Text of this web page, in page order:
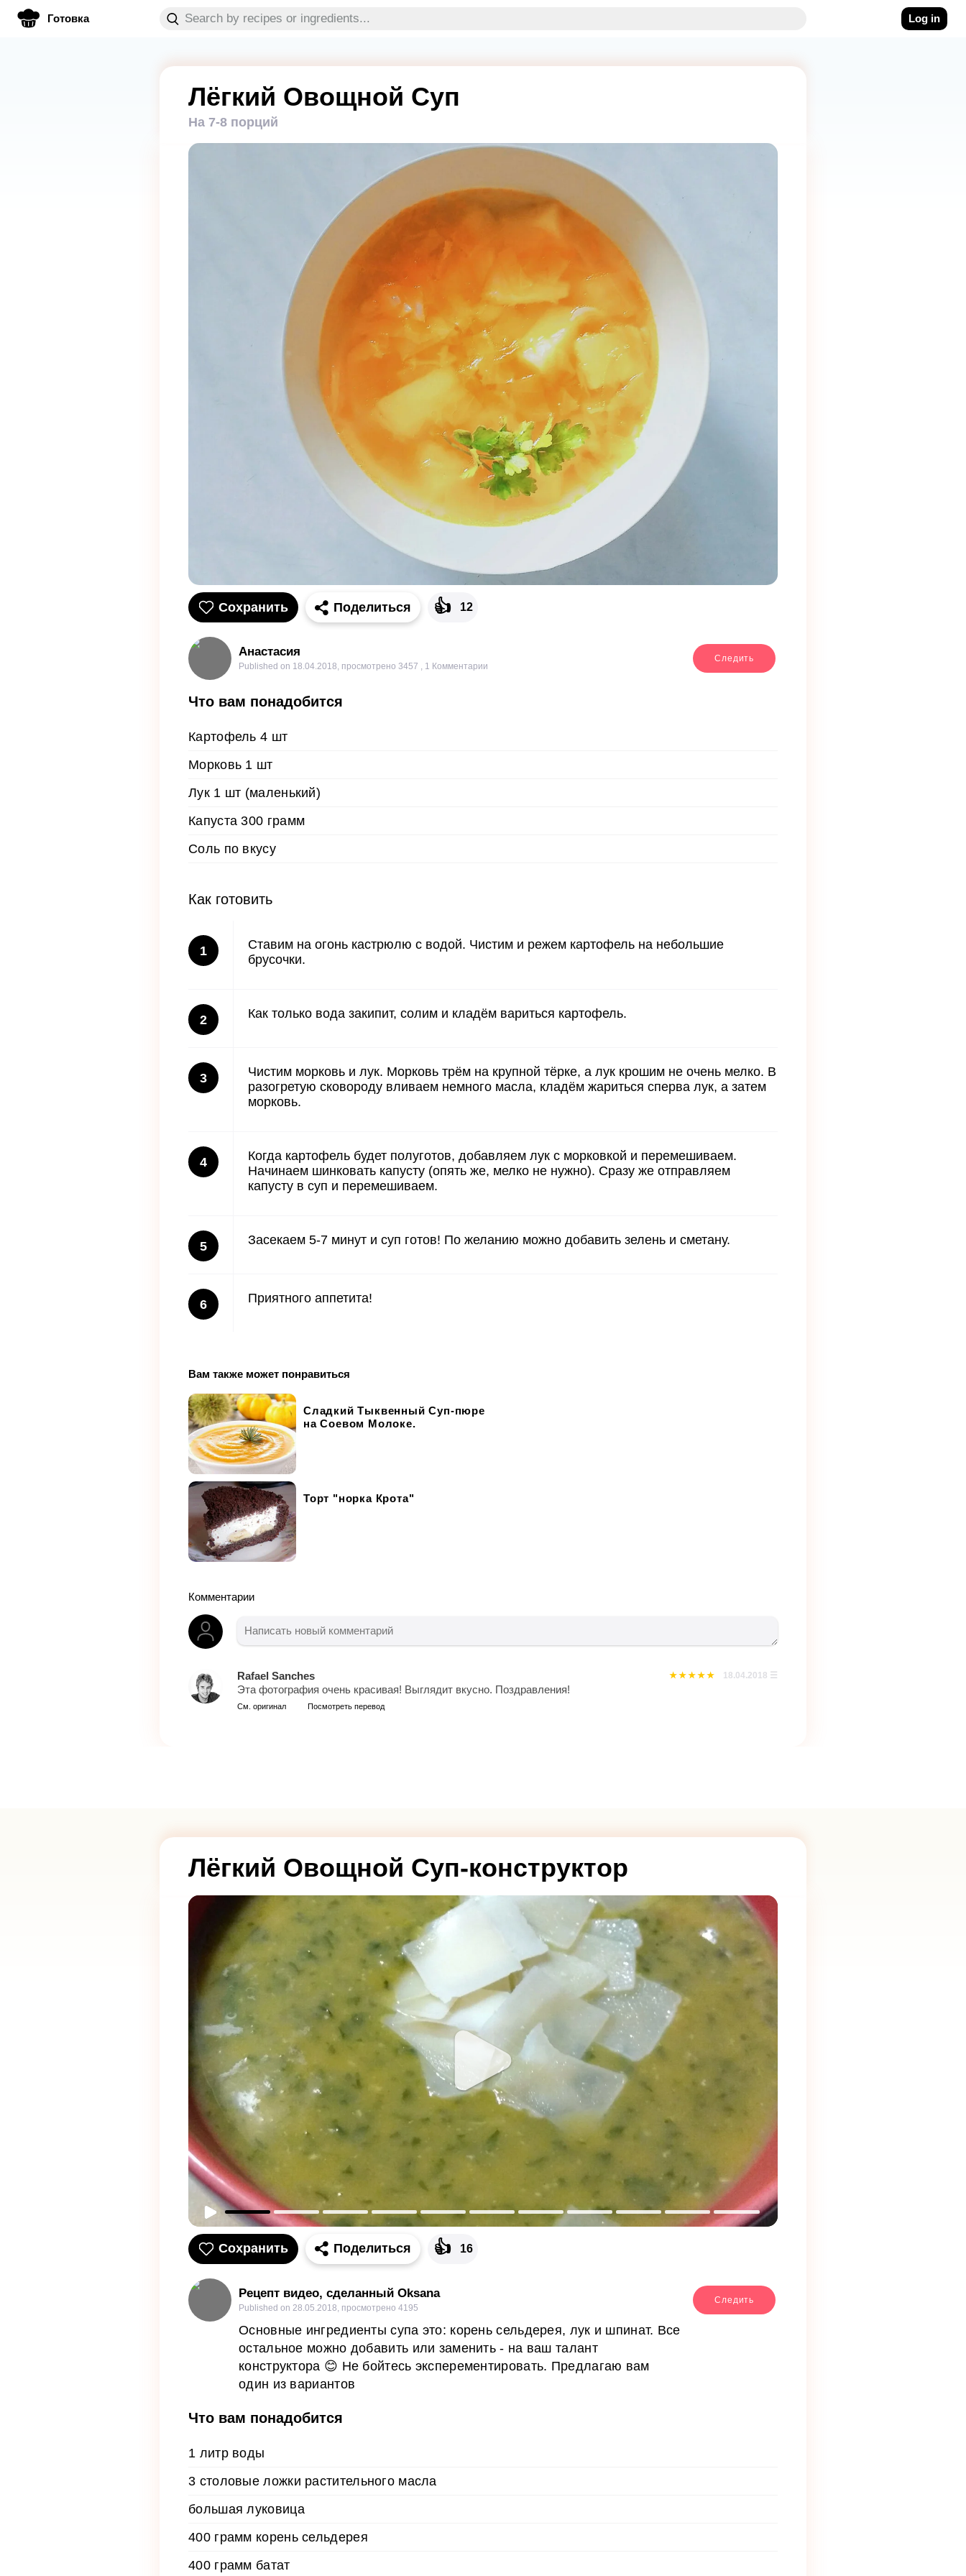
Готовка Log in
Лёгкий Овощной Суп
На 7-8 порций
Сохранить Поделиться 👍 12
Анастасия
Published on 18.04.2018, просмотрено 3457 , 1 Комментарии
Следить
Что вам понадобится
Картофель 4 шт
Морковь 1 шт
Лук 1 шт (маленький)
Капуста 300 грамм
Соль по вкусу
Как готовить
1
Ставим на огонь кастрюлю с водой. Чистим и режем картофель на небольшие
брусочки.
2 Как только вода закипит, солим и кладём вариться картофель.
3
Чистим морковь и лук. Морковь трём на крупной тёрке, а лук крошим не очень мелко. В
разогретую сковороду вливаем немного масла, кладём жариться сперва лук, а затем
морковь.
4
Когда картофель будет полуготов, добавляем лук с морковкой и перемешиваем.
Начинаем шинковать капусту (опять же, мелко не нужно). Сразу же отправляем
капусту в суп и перемешиваем.
5 Засекаем 5-7 минут и суп готов! По желанию можно добавить зелень и сметану.
6 Приятного аппетита!
Вам также может понравиться
Сладкий Тыквенный Суп-пюре
на Соевом Молоке.
Торт "норка Крота"
Комментарии
Rafael Sanches 18.04.2018 ☰
Эта фотография очень красивая! Выглядит вкусно. Поздравления!
См. оригинал Посмотреть перевод
Лёгкий Овощной Суп-конструктор
Сохранить Поделиться 👍 16
Рецепт видео, сделанный Oksana
Published on 28.05.2018 просмотрено 4195
Следить
Основные ингредиенты супа это: корень сельдерея, лук и шпинат. Все
остальное можно добавить или заменить - на ваш талант
конструктора 😊 Не бойтесь эксперементировать. Предлагаю вам
один из вариантов
Что вам понадобится
1 литр воды
3 столовые ложки растительного масла
большая луковица
400 грамм корень сельдерея
400 грамм батат